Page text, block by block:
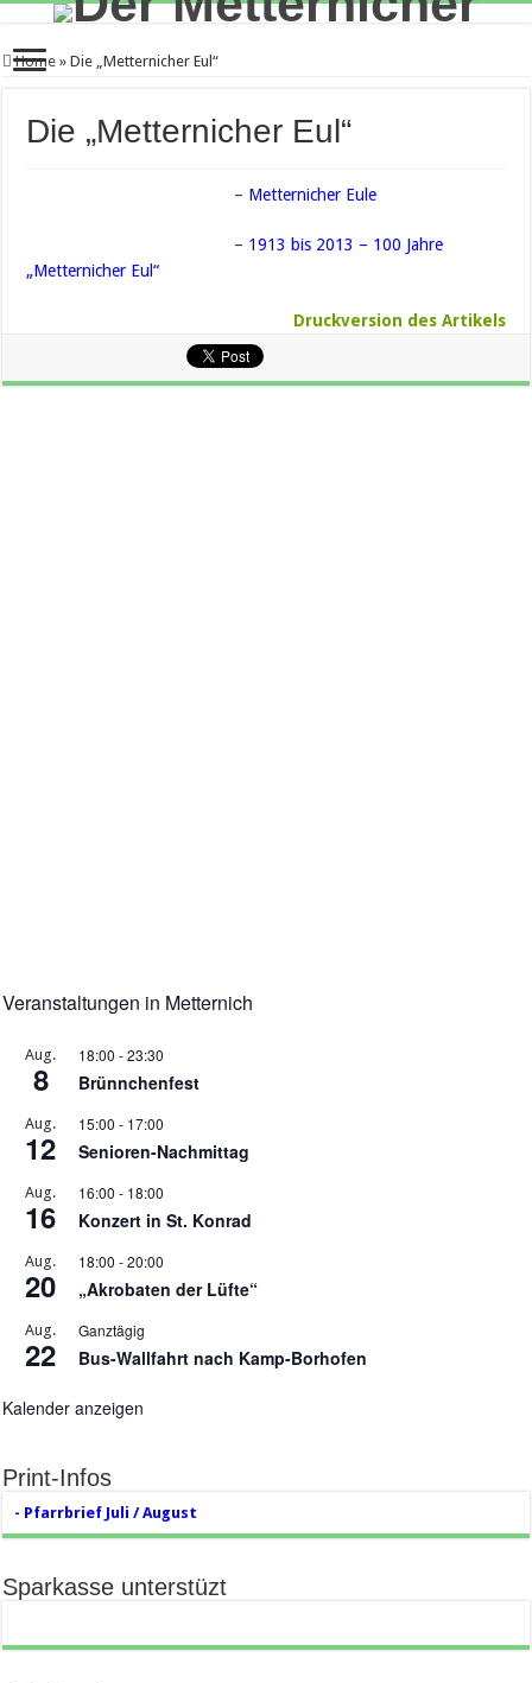
Home » Die „Metternicher Eul“
Die „Metternicher Eul“
– Metternicher Eule
– 1913 bis 2013 – 100 Jahre
„Metternicher Eul“
Druckversion des Artikels
Veranstaltungen in Metternich
Aug.
8
18:00 -23:30
Brünnchenfest
Aug.
12
15:00 - 17:00
Senioren-Nachmittag
Aug.
16
16:00 - 18:00
Konzert in St. Konrad
Aug.
20
18:00 -20:00
„Akrobaten der Lüfte“
Aug.
22
Ganztägig
Bus-Wallfahrt nach Kamp-Borhofen
Kalender anzeigen
Print-Infos
- Pfarrbrief Juli / August
Sparkasse unterstüzt